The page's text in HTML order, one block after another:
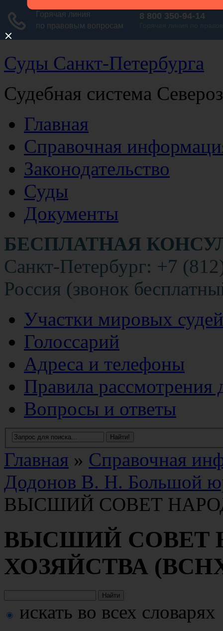
Суды Санкт-Петербурга
Судебная система
Главная
Справочная
Законодательство
Суды
Документы
БЕСПЛАТНАЯ
Санкт-Петербург: +7
Россия (звонок
Участки мировых судей
Голоссарий
Адреса и телефоны
Правила рассмотрения
Вопросы и ответы
Главная » Справочная
Додонов В. Н. Большой
ВЫСШИЙ СОВЕТ
ВЫСШИЙ СОВЕТ
ХОЗЯЙСТВА
искать во всех словарях